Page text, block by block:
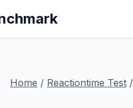
Home / Reactiontime Test /